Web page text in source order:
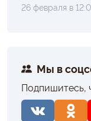
26 февраля в
Мы в
Подпишитесь,